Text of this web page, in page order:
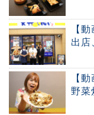
【
出
【
野